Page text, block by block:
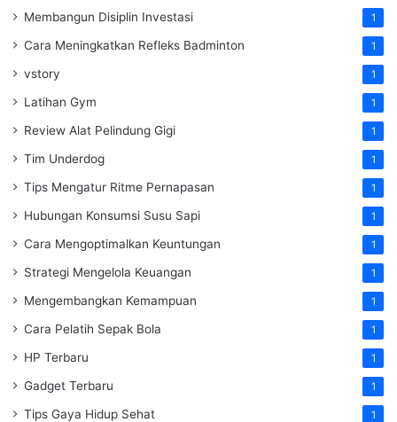
Membangun Disiplin Investasi 1
Cara Meningkatkan Refleks Badminton 1
vstory 1
Latihan Gym 1
Review Alat Pelindung Gigi 1
Tim Underdog 1
Tips Mengatur Ritme Pernapasan 1
Hubungan Konsumsi Susu Sapi 1
Cara Mengoptimalkan Keuntungan 1
Strategi Mengelola Keuangan 1
Mengembangkan Kemampuan 1
Cara Pelatih Sepak Bola 1
HP Terbaru 1
Gadget Terbaru 1
Tips Gaya Hidup Sehat 1